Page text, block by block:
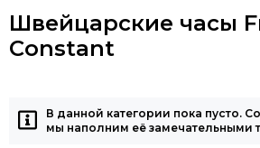
Швейцарские часы
Constant
В данной категории пока пусто.
мы наполним её замечательными